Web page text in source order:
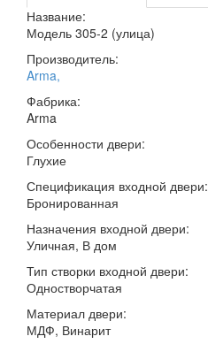
Название:
Модель 305-2 (улица)
Производитель:
Arma,
Фабрика:
Arma
Особенности двери:
Глухие
Спецификация входной двери:
Бронированная
Назначения входной двери:
Уличная, В дом
Тип створки входной двери:
Одностворчатая
Материал двери:
МДФ, Винарит